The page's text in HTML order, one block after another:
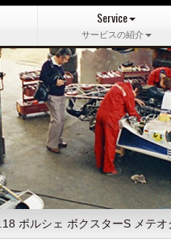
Service
サービスの紹介
ポルシェ ボクスターS メテ